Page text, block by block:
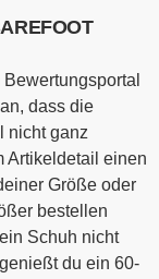
dass die
nicht ganz
Artikeldetail einen
Größe oder
bestellen
Schuh nicht
du ein 60-